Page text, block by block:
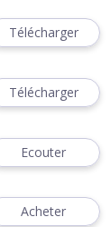
Télécharger
Télécharger
Ecouter
Acheter